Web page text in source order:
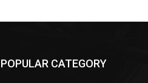
POPULAR CATEGORY